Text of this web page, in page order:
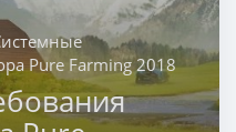
Pure Farming 2018